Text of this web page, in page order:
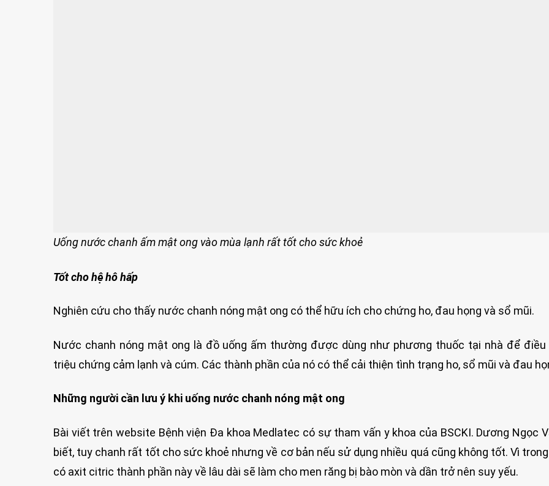
Uống nước chanh ấm mật ong vào mùa lạnh rất tốt cho sức khoẻ
Tốt cho hệ hô hấp
Nghiên cứu cho thấy nước chanh nóng mật ong có thể hữu ích cho chứng ho, đau họng và sổ mũi.
Nước chanh nóng mật ong là đồ uống ấm thường được dùng như phương thuốc tại nhà để điều
triệu chứng cảm lạnh và cúm. Các thành phần của nó có thể cải thiện tình trạng ho, sổ mũi và đau
Những người cần lưu ý khi uống nước chanh nóng mật ong
Bài viết trên website Bệnh viện Đa khoa Medlatec có sự tham vấn y khoa của BSCKI. Dương Ngọc
biết, tuy chanh rất tốt cho sức khoẻ nhưng về cơ bản nếu sử dụng nhiều quá cũng không tốt. Vì
có axit citric thành phần này về lâu dài sẽ làm cho men răng bị bào mòn và dần trở nên suy yếu.